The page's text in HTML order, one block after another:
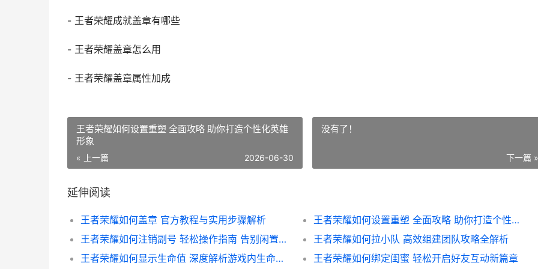
- 王者荣耀成就盖章有哪些
- 王者荣耀盖章怎么用
- 王者荣耀盖章属性加成
王者荣耀如何设置重塑 全面攻略 助你打造个性化英雄
形象
« 上一篇 2026-06-30
没有了！
下一篇 »
延伸阅读
王者荣耀如何盖章 官方教程与实用步骤解析
王者荣耀如何设置重塑 全面攻略 助你打造个性化英雄形象
王者荣耀如何注销副号 轻松操作指南 告别闲置账号烦恼
王者荣耀如何拉小队 高效组建团队攻略全解析
王者荣耀如何显示生命值 深度解析游戏内生命值显示技巧与设置
王者荣耀如何绑定闺蜜 轻松开启好友互动新篇章